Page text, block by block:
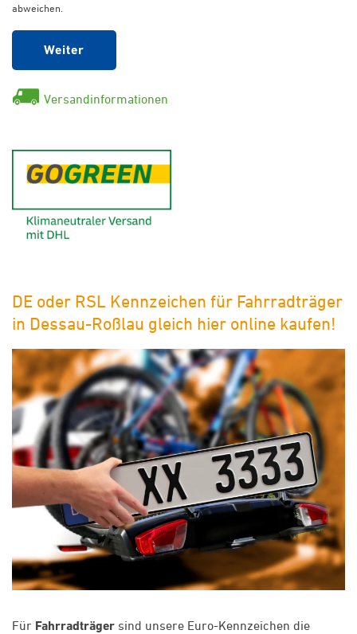
abweichen.
Weiter
Versandinformationen
DE oder RSL Kennzeichen für Fahrradträger
in Dessau-Roßlau gleich hier online kaufen!
Für Fahrradträger sind unsere Euro-Kennzeichen die